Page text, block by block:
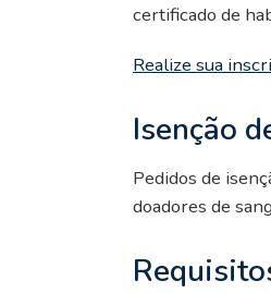
certificado de
Realize sua
Isenção
Pedidos de
doadores de